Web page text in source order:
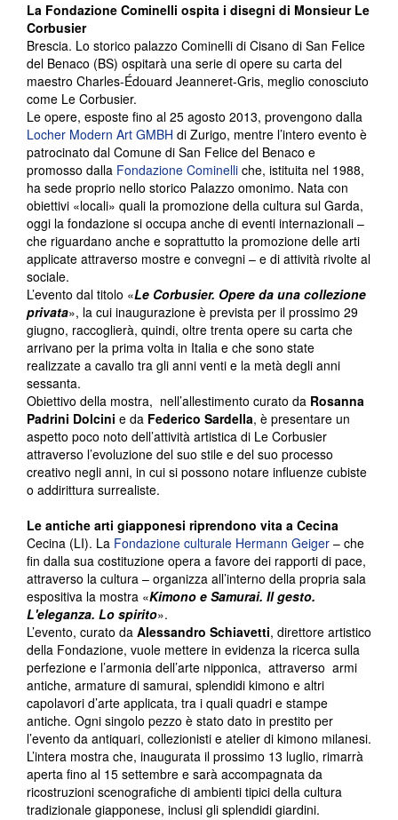
La Fondazione Cominelli ospita i disegni di Monsieur Le
Corbusier
Brescia. Lo storico palazzo Cominelli di Cisano di San Felice
del Benaco (BS) ospitarà una serie di opere su carta del
maestro Charles-Édouard Jeanneret-Gris, meglio conosciuto
come Le Corbusier.
Le opere, esposte fino al 25 agosto 2013, provengono dalla
Locher Modern Art GMBH di Zurigo, mentre l’intero evento è
patrocinato dal Comune di San Felice del Benaco e
promosso dalla Fondazione Cominelli che, istituita nel 1988,
ha sede proprio nello storico Palazzo omonimo. Nata con
obiettivi «locali» quali la promozione della cultura sul Garda,
oggi la fondazione si occupa anche di eventi internazionali –
che riguardano anche e soprattutto la promozione delle arti
applicate attraverso mostre e convegni – e di attività rivolte al
sociale.
L’evento dal titolo «Le Corbusier. Opere da una collezione
privata», la cui inaugurazione è prevista per il prossimo 29
giugno, raccoglierà, quindi, oltre trenta opere su carta che
arrivano per la prima volta in Italia e che sono state
realizzate a cavallo tra gli anni venti e la metà degli anni
sessanta.
Obiettivo della mostra, nell’allestimento curato da Rosanna
Padrini Dolcini e da Federico Sardella, è presentare un
aspetto poco noto dell’attività artistica di Le Corbusier
attraverso l’evoluzione del suo stile e del suo processo
creativo negli anni, in cui si possono notare influenze cubiste
o addirittura surrealiste.
Le antiche arti giapponesi riprendono vita a Cecina
Cecina (LI). La Fondazione culturale Hermann Geiger – che
fin dalla sua costituzione opera a favore dei rapporti di pace,
attraverso la cultura – organizza all’interno della propria sala
espositiva la mostra «Kimono e Samurai. Il gesto.
L'eleganza. Lo spirito».
L’evento, curato da Alessandro Schiavetti, direttore artistico
della Fondazione, vuole mettere in evidenza la ricerca sulla
perfezione e l’armonia dell’arte nipponica, attraverso armi
antiche, armature di samurai, splendidi kimono e altri
capolavori d’arte applicata, tra i quali quadri e stampe
antiche. Ogni singolo pezzo è stato dato in prestito per
l’evento da antiquari, collezionisti e atelier di kimono milanesi.
L’intera mostra che, inaugurata il prossimo 13 luglio, rimarrà
aperta fino al 15 settembre e sarà accompagnata da
ricostruzioni scenografiche di ambienti tipici della cultura
tradizionale giapponese, inclusi gli splendidi giardini.